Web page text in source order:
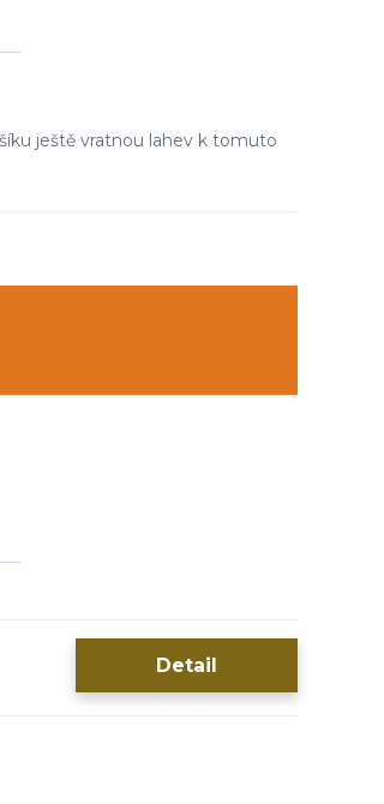
ještě vratnou lahev k tomuto
Detail